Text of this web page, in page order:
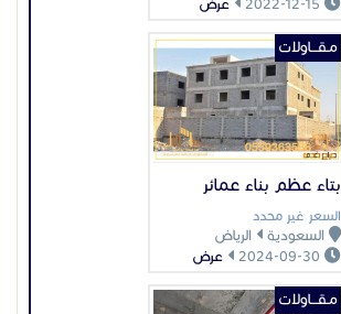
عرض
بتاء عظم بناء عمائر
السعر غير محدد
السعودية
الرياض
عرض
مـقـــاولات
مـقـــاولات